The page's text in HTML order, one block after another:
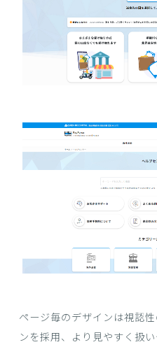
ページ毎のデザインは視認
ンを採用、より見やすく扱